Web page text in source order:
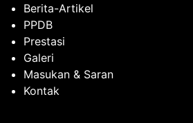
Berita-Artikel
PPDB
Prestasi
Galeri
Masukan & Saran
Kontak